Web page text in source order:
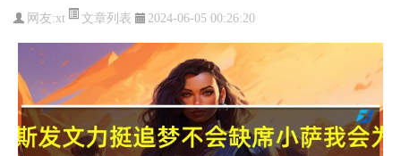
网友:xt 文章列表 2024-06-05 00:26:20